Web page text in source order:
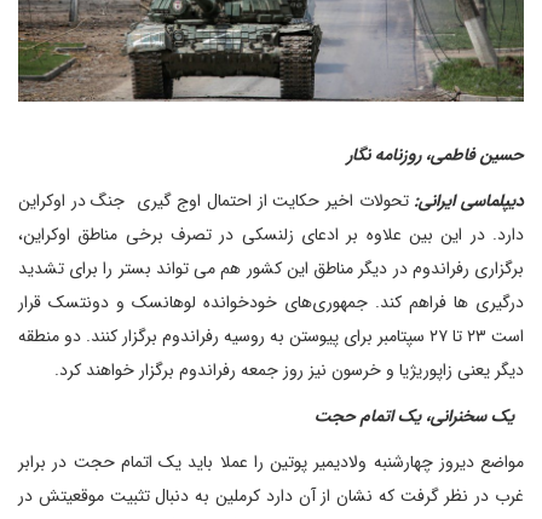
حسین فاطمی، روزنامه نگار
دیپلماسی ایرانی: تحولات اخیر حکایت از احتمال اوج گیری جنگ در اوکراین
دارد. در این بین علاوه بر ادعای زلنسکی در تصرف برخی مناطق اوکراین،
برگزاری رفراندوم در دیگر مناطق این کشور هم می تواند بستر را برای تشدید
درگیری ها فراهم کند. جمهوری‌های خودخوانده لوهانسک و دونتسک قرار
است ۲۳ تا ۲۷ سپتامبر برای پیوستن به روسیه رفراندوم برگزار کنند. دو منطقه
دیگر یعنی زاپوریژیا و خرسون نیز روز جمعه رفراندوم برگزار خواهند کرد.
یک سخنرانی، یک اتمام حجت
مواضع دیروز چهارشنبه ولادیمیر پوتین را عملا باید یک اتمام حجت در برابر
غرب در نظر گرفت که نشان از آن دارد کرملین به دنبال تثبیت موقعیتش در